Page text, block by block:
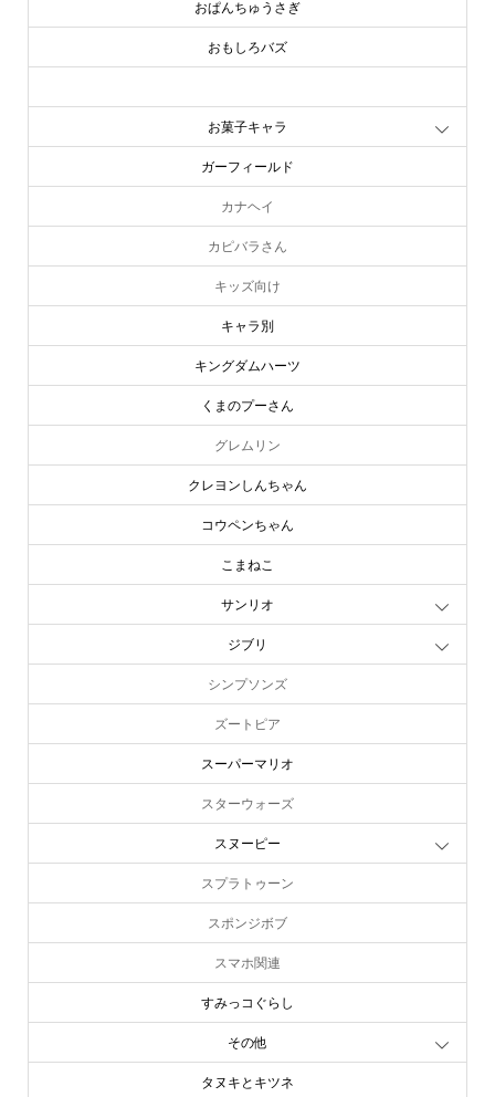
おもしろバズ
お文具といっしょ
お菓子キャラ
ガーフィールド
カナヘイ
カピバラさん
キッズ向け
キャラ別
キングダムハーツ
くまのプーさん
グレムリン
クレヨンしんちゃん
コウペンちゃん
こまねこ
サンリオ
ジブリ
シンプソンズ
ズートピア
スーパーマリオ
スターウォーズ
スヌーピー
スプラトゥーン
スポンジボブ
スマホ関連
すみっコぐらし
その他
タヌキとキツネ